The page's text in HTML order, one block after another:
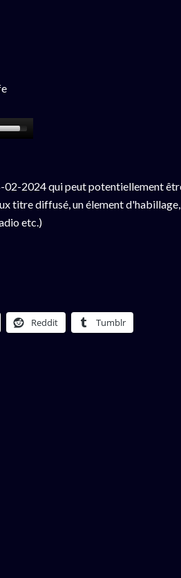
02-2024 qui peut potentiellement
titre diffusé, un élement
etc.)
Reddit Tumblr